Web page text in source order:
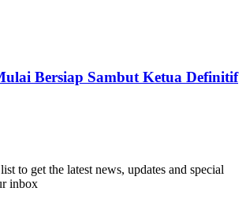
Bersiap Sambut Ketua Definitif
to get the latest news, updates and special
inbox